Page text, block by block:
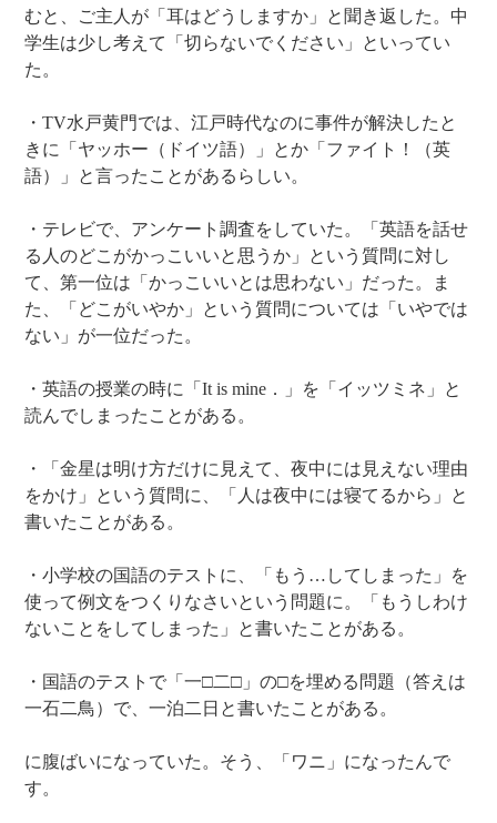
むと、ご主人が「耳はどうしますか」と聞き返した。中
学生は少し考えて「切らないでください」といってい
た。
・TV水戸黄門では、江戸時代なのに事件が解決したと
きに「ヤッホー（ドイツ語）」とか「ファイト！（英
語）」と言ったことがあるらしい。
・テレビで、アンケート調査をしていた。「英語を話せ
る人のどこがかっこいいと思うか」という質問に対し
て、第一位は「かっこいいとは思わない」だった。ま
た、「どこがいやか」という質問については「いやでは
ない」が一位だった。
・英語の授業の時に「It is mine．」を「イッツミネ」と
読んでしまったことがある。
・「金星は明け方だけに見えて、夜中には見えない理由
をかけ」という質問に、「人は夜中には寝てるから」と
書いたことがある。
・小学校の国語のテストに、「もう…してしまった」を
使って例文をつくりなさいという問題に。「もうしわけ
ないことをしてしまった」と書いたことがある。
・国語のテストで「一□二□」の□を埋める問題（答えは
一石二鳥）で、一泊二日と書いたことがある。
に腹ばいになっていた。そう、「ワニ」になったんで
す。